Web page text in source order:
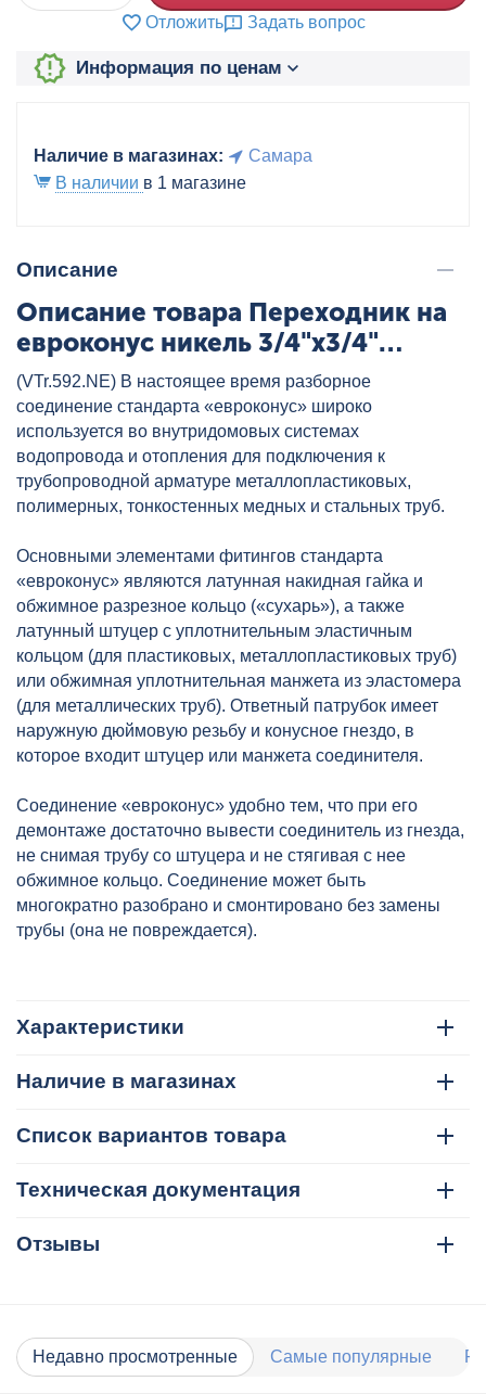
Отложить Задать вопрос
Информация по ценам
Наличие в магазинах:
Самара
В наличии в 1 магазине
Описание
Описание товара Переходник на
евроконус никель 3/4"x3/4"
VALTEC, артикул: VTr.592.NE.050E
(VTr.592.NE) В настоящее время разборное
соединение стандарта «евроконус» широко
используется во внутридомовых системах
водопровода и отопления для подключения к
трубопроводной арматуре металлопластиковых,
полимерных, тонкостенных медных и стальных труб.
Основными элементами фитингов стандарта
«евроконус» являются латунная накидная гайка и
обжимное разрезное кольцо («сухарь»), а также
латунный штуцер с уплотнительным эластичным
кольцом (для пластиковых, металлопластиковых труб)
или обжимная уплотнительная манжета из эластомера
(для металлических труб). Ответный патрубок имеет
наружную дюймовую резьбу и конусное гнездо, в
которое входит штуцер или манжета соединителя.
Соединение «евроконус» удобно тем, что при его
демонтаже достаточно вывести соединитель из гнезда,
не снимая трубу со штуцера и не стягивая с нее
обжимное кольцо. Соединение может быть
многократно разобрано и смонтировано без замены
трубы (она не повреждается).
Характеристики
Наличие в магазинах
Список вариантов товара
Техническая документация
Отзывы
Недавно просмотренные Самые популярные